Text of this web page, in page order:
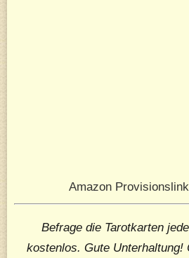
Amazon
Befrage die Tarotkarten
kostenlos. Gute Unterhaltung!